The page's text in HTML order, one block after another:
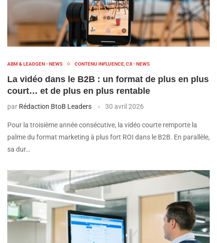
ABM & LEADGEN - NEWS CONTENU INFLUENCE, CX - NEWS
La vidéo dans le B2B : un format de plus en plus
court… et de plus en plus rentable
par Rédaction BtoB Leaders 30 avril 2026
Pour la troisième année consécutive, la vidéo courte remporte la
palme du format marketing à plus fort ROI dans le B2B. En parallèle,
sa dur…